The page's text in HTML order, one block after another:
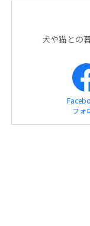
犬や猫との
フォ